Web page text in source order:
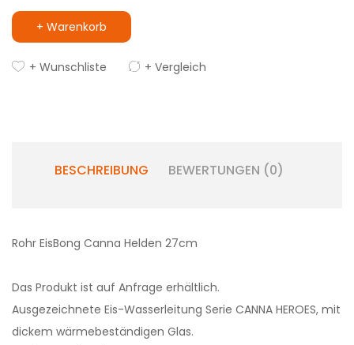
+ Warenkorb
+ Wunschliste + Vergleich
BESCHREIBUNG BEWERTUNGEN (0)
Rohr EisBong Canna Helden 27cm
Das Produkt ist auf Anfrage erhältlich.
Ausgezeichnete Eis-Wasserleitung Serie CANNA HEROES, mit
dickem wärmebeständigen Glas.